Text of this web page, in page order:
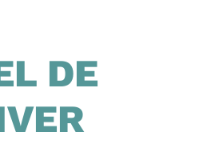
DE